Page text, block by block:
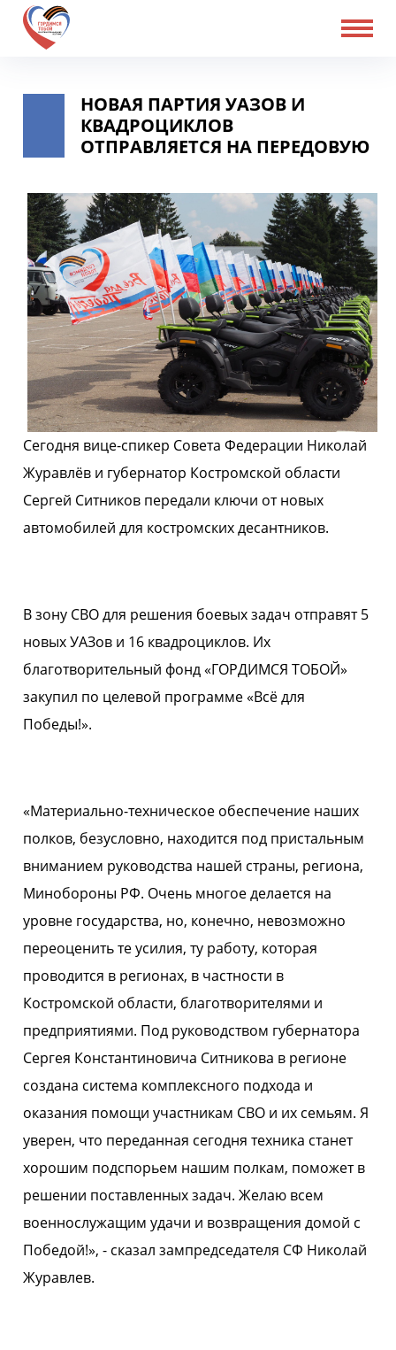
НОВАЯ ПАРТИЯ УАЗОВ И
КВАДРОЦИКЛОВ
ОТПРАВЛЯЕТСЯ НА ПЕРЕДОВУЮ
Сегодня вице-спикер Совета Федерации Николай
Журавлёв и губернатор Костромской области
Сергей Ситников передали ключи от новых
автомобилей для костромских десантников.
В зону СВО для решения боевых задач отправят 5
новых УАЗов и 16 квадроциклов. Их
благотворительный фонд «ГОРДИМСЯ ТОБОЙ»
закупил по целевой программе «Всё для
Победы!».
«Материально-техническое обеспечение наших
полков, безусловно, находится под пристальным
вниманием руководства нашей страны, региона,
Минобороны РФ. Очень многое делается на
уровне государства, но, конечно, невозможно
переоценить те усилия, ту работу, которая
проводится в регионах, в частности в
Костромской области, благотворителями и
предприятиями. Под руководством губернатора
Сергея Константиновича Ситникова в регионе
создана система комплексного подхода и
оказания помощи участникам СВО и их семьям. Я
уверен, что переданная сегодня техника станет
хорошим подспорьем нашим полкам, поможет в
решении поставленных задач. Желаю всем
военнослужащим удачи и возвращения домой с
Победой!», - сказал зампредседателя СФ Николай
Журавлев.